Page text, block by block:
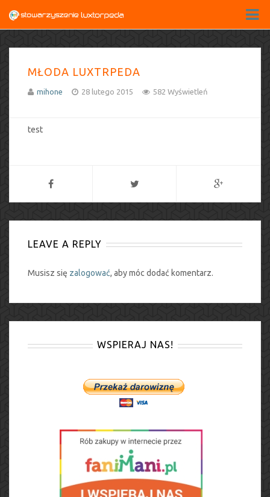
MŁODA LUXTRPEDA
mihone 28 lutego 2015 582 Wyświetleń
test
LEAVE A REPLY
Musisz się zalogować, aby móc dodać komentarz.
WSPIERAJ NAS!